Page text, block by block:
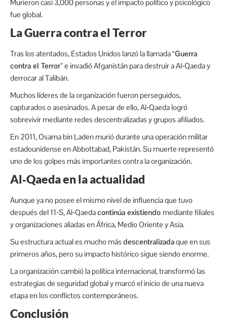
Murieron casi 3,000 personas y el impacto político y psicológico
fue global.
La Guerra contra el Terror
Tras los atentados, Estados Unidos lanzó la llamada“Guerra
contra el Terror”e invadió Afganistán para destruir a Al‑Qaeda y
derrocar al Talibán.
Muchos líderes de la organización fueron perseguidos,
capturados o asesinados. A pesar de ello, Al‑Qaeda logró
sobrevivir mediante redes descentralizadas y grupos afiliados.
En 2011, Osama bin Laden murió durante una operación militar
estadounidense en Abbottabad, Pakistán. Su muerte representó
uno de los golpes más importantes contra la organización.
Al‑Qaeda en la actualidad
Aunque ya no posee el mismo nivel de influencia que tuvo
después del 11‑S, Al‑Qaedacontinúa existiendo mediante filiales
y organizaciones aliadas en África, Medio Oriente y Asia.
Su estructura actual es mucho másdescentralizadaque en sus
primeros años, pero su impacto histórico sigue siendo enorme.
La organización cambió la política internacional, transformó las
estrategias de seguridad global y marcó el inicio de una nueva
etapa en los conflictos contemporáneos.
Conclusión